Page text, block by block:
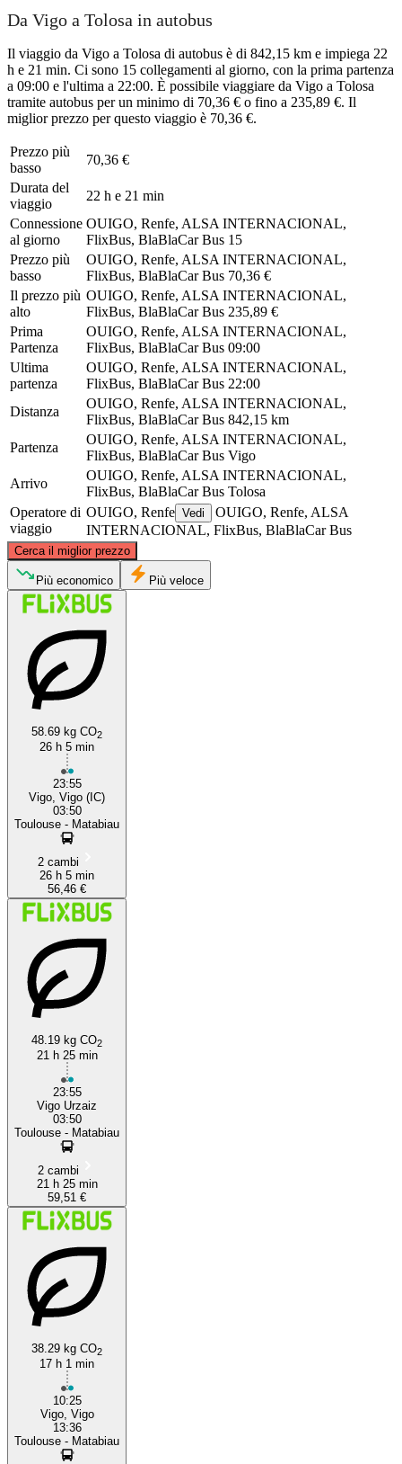
Da Vigo a Tolosa in autobus
Il viaggio da Vigo a Tolosa di autobus è di 842,15 km e impiega 22
h e 21 min. Ci sono 15 collegamenti al giorno, con la prima partenza
a 09:00 e l'ultima a 22:00. È possibile viaggiare da Vigo a Tolosa
tramite autobus per un minimo di 70,36 € o fino a 235,89 €. Il
miglior prezzo per questo viaggio è 70,36 €.
Prezzo più
basso
70,36 €
Durata del
viaggio
22 h e 21 min
Connessione
al giorno
OUIGO, Renfe, ALSA INTERNACIONAL,
FlixBus, BlaBlaCar Bus 15
Prezzo più
basso
OUIGO, Renfe, ALSA INTERNACIONAL,
FlixBus, BlaBlaCar Bus 70,36 €
Il prezzo più
alto
OUIGO, Renfe, ALSA INTERNACIONAL,
FlixBus, BlaBlaCar Bus 235,89 €
Prima
Partenza
OUIGO, Renfe, ALSA INTERNACIONAL,
FlixBus, BlaBlaCar Bus 09:00
Ultima
partenza
OUIGO, Renfe, ALSA INTERNACIONAL,
FlixBus, BlaBlaCar Bus 22:00
Distanza
OUIGO, Renfe, ALSA INTERNACIONAL,
FlixBus, BlaBlaCar Bus 842,15 km
Partenza
OUIGO, Renfe, ALSA INTERNACIONAL,
FlixBus, BlaBlaCar Bus Vigo
Arrivo
OUIGO, Renfe, ALSA INTERNACIONAL,
FlixBus, BlaBlaCar Bus Tolosa
Operatore di
viaggio
OUIGO, Renfe Vedi
OUIGO, Renfe, ALSA
INTERNACIONAL, FlixBus, BlaBlaCar Bus
Cerca il miglior prezzo
Vigo
©CARTO, ©OpenStreetMapcontributors
Più economico Più veloce
58.69 kg CO2
26 h 5 min
23:55
Vigo, Vigo (IC)
03:50
Toulouse - Matabiau
2 cambi
26 h 5 min
56,46 €
48.19 kg CO2
21 h 25 min
23:55
Vigo Urzaiz
03:50
Toulouse - Matabiau
2 cambi
21 h 25 min
59,51 €
38.29 kg CO2
17 h 1 min
10:25
Vigo, Vigo
13:36
Toulouse - Matabiau